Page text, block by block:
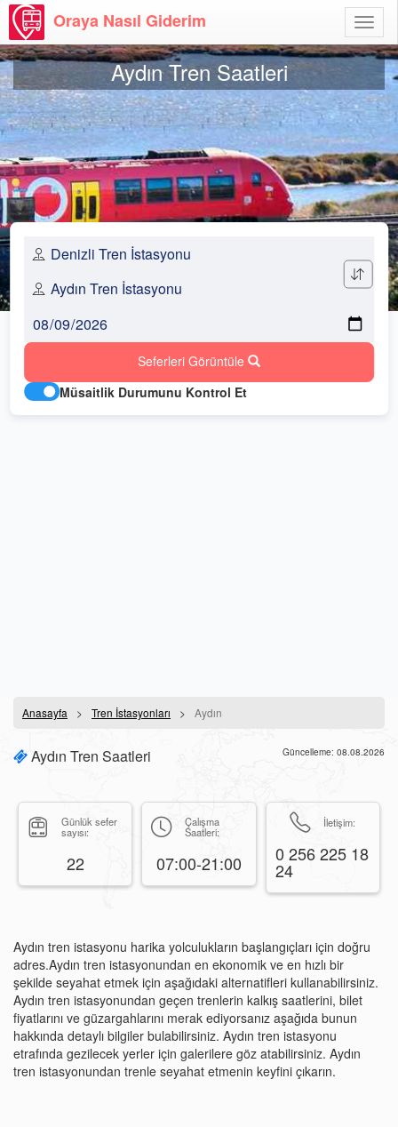
Aç
Oraya Nasıl Giderim
Aydın Tren Saatleri
Seferleri Görüntüle
Müsaitlik Durumunu Kontrol Et
Anasayfa Tren İstasyonları Aydın
Aydın Tren Saatleri Güncelleme: 08.08.2026
Günlük sefer
sayısı:
22
Çalışma
Saatleri:
07:00-21:00
İletişim:
0 256 225 18
24
Aydın tren istasyonu harika yolculukların başlangıçları için doğru
adres.Aydın tren istasyonundan en ekonomik ve en hızlı bir
şekilde seyahat etmek için aşağıdaki alternatifleri kullanabilirsiniz.
Aydın tren istasyonundan geçen trenlerin kalkış saatlerini, bilet
fiyatlarını ve güzargahlarını merak ediyorsanız aşağıda bunun
hakkında detaylı bilgiler bulabilirsiniz. Aydın tren istasyonu
etrafında gezilecek yerler için galerilere göz atabilirsiniz. Aydın
tren istasyonundan trenle seyahat etmenin keyfini çıkarın.